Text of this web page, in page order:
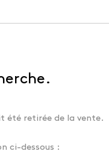
été retirée de la vente.
ci-dessous :